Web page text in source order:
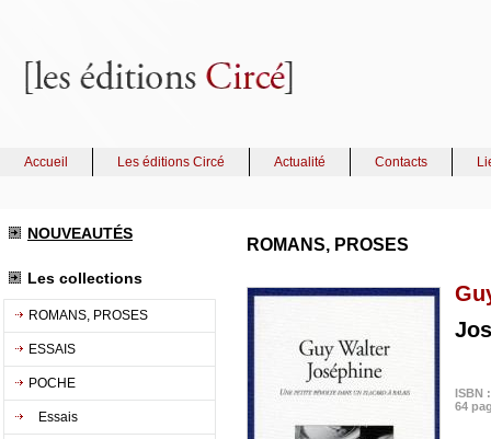
Accueil Les éditions Circé Actualité Contacts
NOUVEAUTÉS
Les collections
ROMANS, PROSES
ESSAIS
POCHE
Essais
ROMANS, PROSES
ISBN
64